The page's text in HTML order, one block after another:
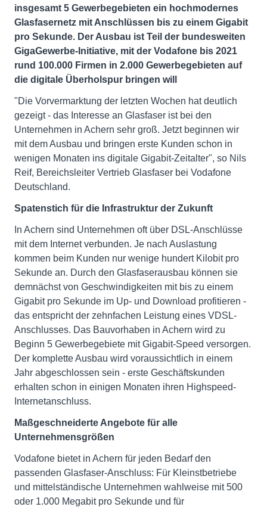
insgesamt 5 Gewerbegebieten ein hochmodernes
Glasfasernetz mit Anschlüssen bis zu einem Gigabit
pro Sekunde. Der Ausbau ist Teil der bundesweiten
GigaGewerbe-Initiative, mit der Vodafone bis 2021
rund 100.000 Firmen in 2.000 Gewerbegebieten auf
die digitale Überholspur bringen will
"Die Vorvermarktung der letzten Wochen hat deutlich
gezeigt - das Interesse an Glasfaser ist bei den
Unternehmen in Achern sehr groß. Jetzt beginnen wir
mit dem Ausbau und bringen erste Kunden schon in
wenigen Monaten ins digitale Gigabit-Zeitalter", so Nils
Reif, Bereichsleiter Vertrieb Glasfaser bei Vodafone
Deutschland.
Spatenstich für die Infrastruktur der Zukunft
In Achern sind Unternehmen oft über DSL-Anschlüsse
mit dem Internet verbunden. Je nach Auslastung
kommen beim Kunden nur wenige hundert Kilobit pro
Sekunde an. Durch den Glasfaserausbau können sie
demnächst von Geschwindigkeiten mit bis zu einem
Gigabit pro Sekunde im Up- und Download profitieren -
das entspricht der zehnfachen Leistung eines VDSL-
Anschlusses. Das Bauvorhaben in Achern wird zu
Beginn 5 Gewerbegebiete mit Gigabit-Speed versorgen.
Der komplette Ausbau wird voraussichtlich in einem
Jahr abgeschlossen sein - erste Geschäftskunden
erhalten schon in einigen Monaten ihren Highspeed-
Internetanschluss.
Maßgeschneiderte Angebote für alle
Unternehmensgrößen
Vodafone bietet in Achern für jeden Bedarf den
passenden Glasfaser-Anschluss: Für Kleinstbetriebe
und mittelständische Unternehmen wahlweise mit 500
oder 1.000 Megabit pro Sekunde und für